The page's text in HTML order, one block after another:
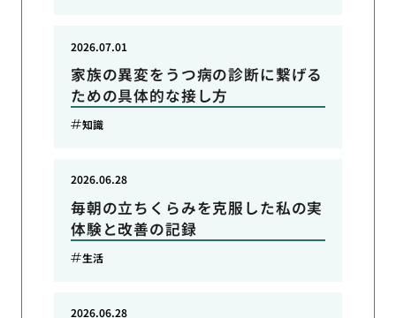
家族の異変をうつ病の診断に繋げる
ための具体的な接し方
2026.07.01
知識
毎朝の立ちくらみを克服した私の実
体験と改善の記録
2026.06.28
生活
2026.06.28